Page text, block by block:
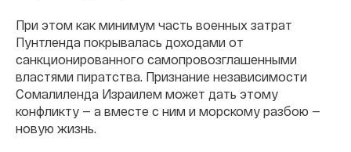
При этом как минимум часть военных затрат
Пунтленда покрывалась доходами от
санкционированного самопровозглашенными
властями пиратства. Признание независимости
Сомалиленда Израилем может дать этому
конфликту — а вместе с ним и морскому разбою —
новую жизнь.